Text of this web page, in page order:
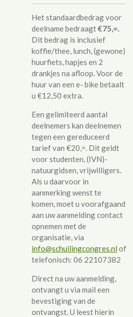
Het standaardbedrag voor
deelname bedraagt€75,=.
Dit bedrag is inclusief
koffie/thee, lunch, (gewone)
huurfiets, hapjes en 2
drankjes na afloop. Voor de
huur van een e- bike betaalt
u €12,50 extra.
Een gelimiteerd aantal
deelnemers kan deelnemen
tegen een gereduceerd
tarief van €20,=. Dit geldt
voor studenten, (IVN)-
natuurgidsen, vrijwilligers.
Als u daarvoor in
aanmerking wenst te
komen, moet u voorafgaand
aan uw aanmelding contact
opnemen met de
organisatie, via
info@schuilingcongres.nl of
telefonisch: 06 22107382
Direct na uw aanmelding,
ontvangt u via mail een
bevestiging van de
ontvangst. U leest hierin